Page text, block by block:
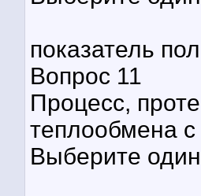
показатель
Вопрос 11
Процесс,
теплообмена
Выберите